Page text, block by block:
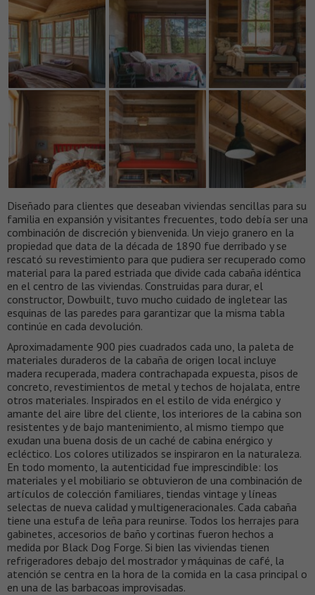
Diseñado para clientes que deseaban viviendas sencillas para su
familia en expansión y visitantes frecuentes, todo debía ser una
combinación de discreción y bienvenida. Un viejo granero en la
propiedad que data de la década de 1890 fue derribado y se
rescató su revestimiento para que pudiera ser recuperado como
material para la pared estriada que divide cada cabaña idéntica
en el centro de las viviendas. Construidas para durar, el
constructor, Dowbuilt, tuvo mucho cuidado de ingletear las
esquinas de las paredes para garantizar que la misma tabla
continúe en cada devolución.
Aproximadamente 900 pies cuadrados cada uno, la paleta de
materiales duraderos de la cabaña de origen local incluye
madera recuperada, madera contrachapada expuesta, pisos de
concreto, revestimientos de metal y techos de hojalata, entre
otros materiales. Inspirados en el estilo de vida enérgico y
amante del aire libre del cliente, los interiores de la cabina son
resistentes y de bajo mantenimiento, al mismo tiempo que
exudan una buena dosis de un caché de cabina enérgico y
ecléctico. Los colores utilizados se inspiraron en la naturaleza.
En todo momento, la autenticidad fue imprescindible: los
materiales y el mobiliario se obtuvieron de una combinación de
artículos de colección familiares, tiendas vintage y líneas
selectas de nueva calidad y multigeneracionales. Cada cabaña
tiene una estufa de leña para reunirse. Todos los herrajes para
gabinetes, accesorios de baño y cortinas fueron hechos a
medida por Black Dog Forge. Si bien las viviendas tienen
refrigeradores debajo del mostrador y máquinas de café, la
atención se centra en la hora de la comida en la casa principal o
en una de las barbacoas improvisadas.